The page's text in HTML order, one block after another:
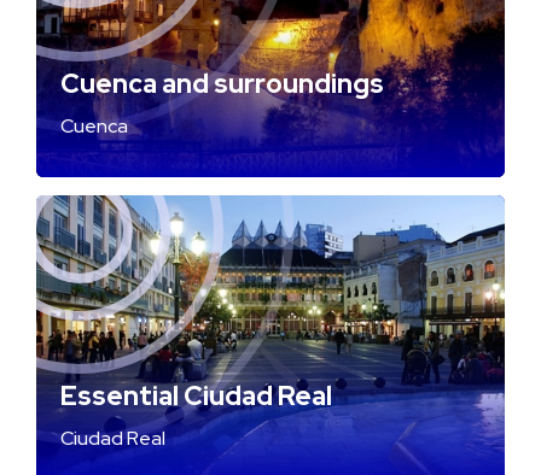
Cuenca and surroundings
Cuenca
Essential Ciudad Real
Ciudad Real